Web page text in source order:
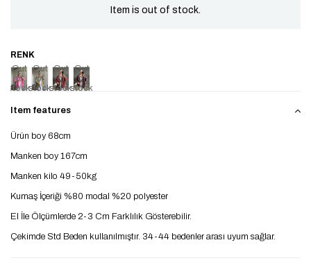
Item is out of stock.
Out
of
stock
Out
of
stock
Out
of
stock
Out
of
stock
Item features
Ürün boy 68cm
Manken boy 167cm
Manken kilo 49-50kg
Kumaş İçeriği %80 modal %20 polyester
El İle Ölçümlerde 2-3 Cm Farklılık Gösterebilir.
Çekimde Std Beden kullanılmıştır. 34-44 bedenler arası uyum sağlar.